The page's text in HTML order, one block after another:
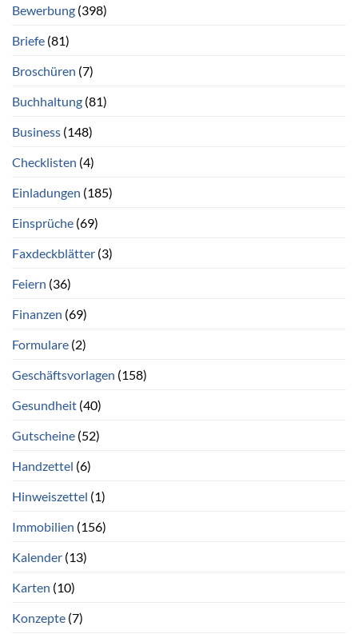
Bewerbung (398)
Briefe (81)
Broschüren (7)
Buchhaltung (81)
Business (148)
Checklisten (4)
Einladungen (185)
Einsprüche (69)
Faxdeckblätter (3)
Feiern (36)
Finanzen (69)
Formulare (2)
Geschäftsvorlagen (158)
Gesundheit (40)
Gutscheine (52)
Handzettel (6)
Hinweiszettel (1)
Immobilien (156)
Kalender (13)
Karten (10)
Konzepte (7)